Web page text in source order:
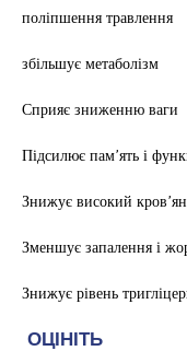
поліпшення травлення
збільшує метаболізм
Сприяє зниженню ваги
Підсилює пам’ять і
Знижує високий
Зменшує запалення і
Знижує рівень